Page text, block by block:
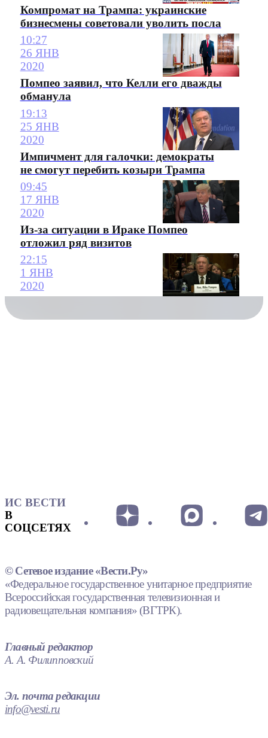
Компромат на Трампа: украинские
бизнесмены советовали уволить посла
10:27
26 ЯНВ
2020
Помпео заявил, что Келли его дважды
обманула
19:13
25 ЯНВ
2020
Импичмент для галочки: демократы
не смогут перебить козыри Трампа
09:45
17 ЯНВ
2020
Из-за ситуации в Ираке Помпео
отложил ряд визитов
22:15
1 ЯНВ
2020
ИС ВЕСТИ
В
СОЦСЕТЯХ
© Сетевое издание «Вести.Ру»
«Федеральное государственное унитарное предприятие
Всероссийская государственная телевизионная и
радиовещательная компания» (ВГТРК).
Главный редактор
А. А. Филипповский
Эл. почта редакции
info@vesti.ru